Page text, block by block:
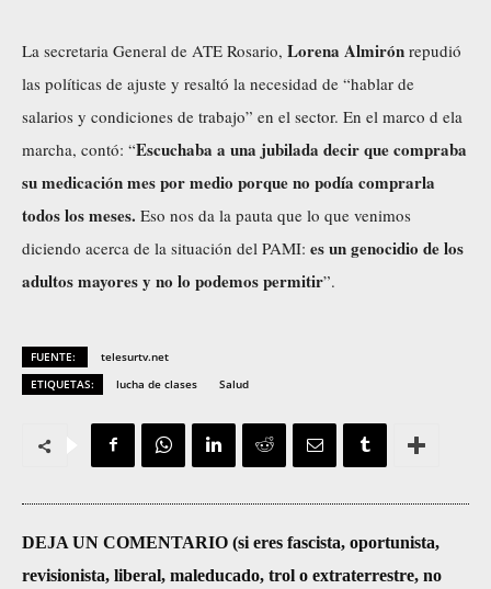
La secretaria General de ATE Rosario, Lorena Almirón repudió
las políticas de ajuste y resaltó la necesidad de “hablar de
salarios y condiciones de trabajo” en el sector. En el marco d ela
marcha, contó: “Escuchaba a una jubilada decir que compraba
su medicación mes por medio porque no podía comprarla
todos los meses. Eso nos da la pauta que lo que venimos
diciendo acerca de la situación del PAMI: es un genocidio de los
adultos mayores y no lo podemos permitir”.
FUENTE:
telesurtv.net
ETIQUETAS:
lucha de clases Salud
DEJA UN COMENTARIO (si eres fascista, oportunista,
revisionista, liberal, maleducado, trol o extraterrestre, no